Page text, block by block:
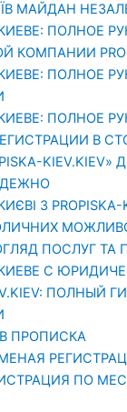
МАЙДАН
ПОЛНОЕ
ПОЛНОЕ
ПОЛНОЕ
В
KIEV.KIEV»
З PROPISKA-
ПОСЛУГ ТА
С
ПОЛНЫЙ
ПРОПИСКА
ПО